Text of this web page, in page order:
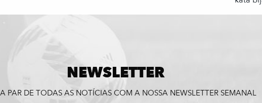
NEWSLETTER
PAR DE TODAS AS NOTÍCIAS COM A NOSSA NEWSLETTER SEMANAL